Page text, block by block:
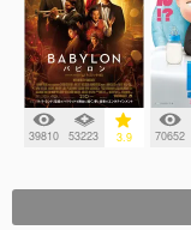
39810 53223 3.9 70652